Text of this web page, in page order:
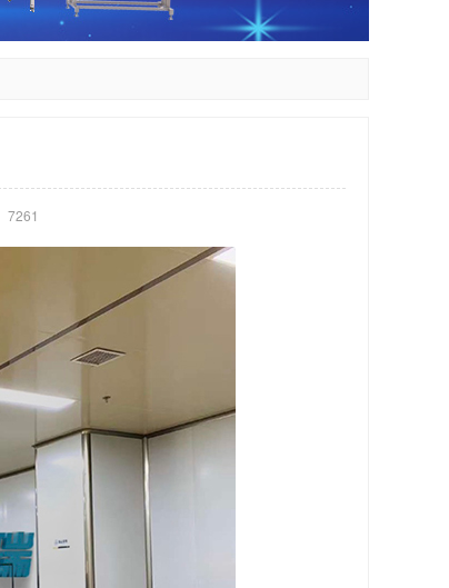
7261